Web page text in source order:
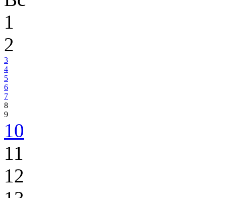
1
2
3
4
5
6
7
8
9
10
11
12